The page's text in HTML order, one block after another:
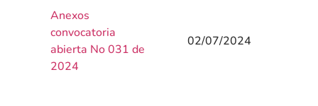
Anexos
convocatoria
abierta No 031 de
2024
02/07/2024